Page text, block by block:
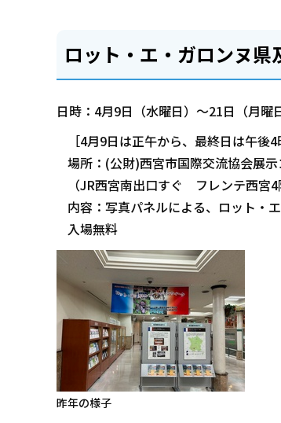
ロット・エ・ガロンヌ
日時：4月9日（水曜日）～21日（月曜
［4月9日は正午から、最終日は午後4
場所：(公財)西宮市国際交流協会展示
（JR西宮南出口すぐ フレンテ西宮4
内容：写真パネルによる、ロット・
入場無料
昨年の様子